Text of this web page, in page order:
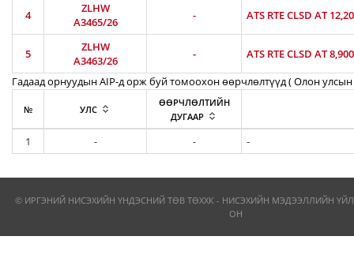
4
ZLHW
A3465/26
- ATS RTE CLSD AT
5
ZLHW
A3463/26
-
ATS RTE CLSD AT
Гадаад орнуудын AIP-д орж буй томоохон өөрчлөлтүүд ( Олон улсын
№ УЛС
ӨӨРЧЛӨЛТИЙН
ДУГААР
1 - - -
© ИРГЭНИЙ НИСЭХИЙН ҮНДЭСНИЙ ТӨВ ТӨХХК - НИСЭХИЙН МЭДЭЭЛЛИЙН
ОН